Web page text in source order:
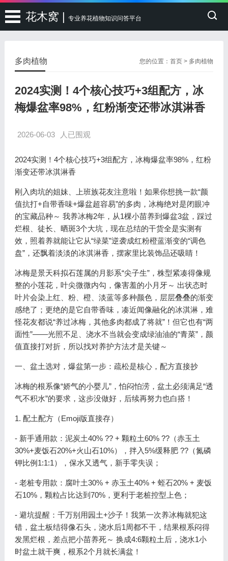
花木窝 | 专业养花植物知识问答平台
您的位置：首页 > 多肉植物
多肉植物
2024实测！4个核心技巧+3组配方，冰
梅爆盆率98%，红粉渐变还带冰淇淋香
2026-06-03 人已围观
2024实测！4个核心技巧+3组配方，冰梅爆盆率98%，红粉
渐变还带冰淇淋香
刚入肉坑的姐妹、上班族花友注意啦！如果你想挑一款“颜
值抗打+自带香味+爆盆超容易”的多肉，冰梅绝对是闭眼冲
的宝藏品种～ 我养冰梅2年，从1棵小苗养到爆盆3盆，踩过
烂根、徒长、晒斑3个大坑，现在总结的干货全是实测有
效，照着养就能让它从“绿菜”逆袭成红粉橙蓝渐变的“调色
盘”，还飘着淡淡的冰淇淋香，摆家里比装饰品还吸睛！
冰梅是景天科拟石莲属的月影系“尖子生”，株型紧凑得像规
整的小莲花，叶尖微微内勾，像害羞的小月牙～ 出状态时
叶片会染上红、粉、橙、淡蓝等多种颜色，层层叠叠的渐变
感绝了；更绝的是它自带香味，凑近闻像融化的冰淇淋，难
怪花友都说“养过冰梅，其他多肉都成了将就”！但它也有“两
面性”——光照不足、浇水不当就会变成绿油油的“青菜”，颜
值直接打对折，所以找对养护方法才是关键～
一、盆土选对，爆盆第一步：疏松是核心，配方直接抄
冰梅的根系像“娇气的小婴儿”，怕闷怕涝，盆土必须满足“透
气不积水”的要求，这步没做好，后续再努力也白搭！
1. 配土配方（Emoji版直接存）
- 新手通用款：泥炭土40% ?? + 颗粒土60% ??（赤玉土
30%+麦饭石20%+火山石10%），拌入5%缓释肥 ??（氮磷
钾比例1:1:1），保水又透气，新手零失误；
- 老桩专用款：腐叶土30% + 赤玉土40% + 蛭石20% + 麦饭
石10%，颗粒占比达到70%，更利于老桩控型上色；
- 避坑提醒：千万别用园土+沙子！我第一次养冰梅就犯这
错，盆土板结得像石头，浇水后1周都不干，结果根系闷得
发黑烂根，差点把小苗养死～ 换成4:6颗粒土后，浇水1小
时盆土就干爽，根系2个月就长满盆！